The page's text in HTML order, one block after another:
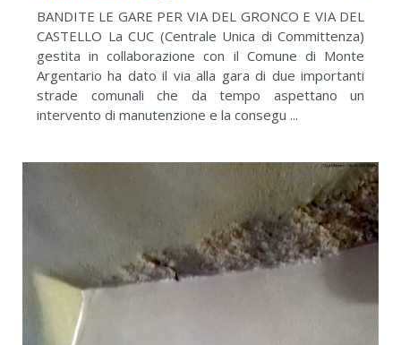
BANDITE LE GARE PER VIA DEL GRONCO E VIA DEL
CASTELLO La CUC (Centrale Unica di Committenza)
gestita in collaborazione con il Comune di Monte
Argentario ha dato il via alla gara di due importanti
strade comunali che da tempo aspettano un
intervento di manutenzione e la consegu ...